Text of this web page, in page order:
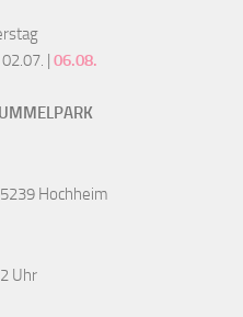
| 06.08.
Hochheim
Uhr